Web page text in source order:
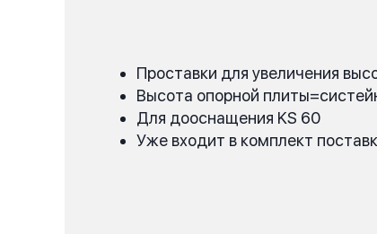
Проставки для увеличения
Высота опорной
Для дооснащения KS 60
Уже входит в комплект